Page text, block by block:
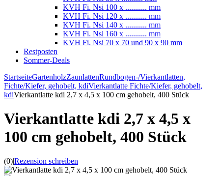
KVH Fi. Nsi 100 x ........... mm
KVH Fi. Nsi 120 x ........... mm
KVH Fi. Nsi 140 x ........... mm
KVH Fi. Nsi 160 x ........... mm
KVH Fi. Nsi 70 x 70 und 90 x 90 mm
Restposten
Sommer-Deals
StartseiteGartenholzZaunlattenRundbogen-/Vierkantlatten,
Fichte/Kiefer, gehobelt, kdiVierkantlatte Fichte/Kiefer, gehobelt,
kdiVierkantlatte kdi 2,7 x 4,5 x 100 cm gehobelt, 400 Stück
Vierkantlatte kdi 2,7 x 4,5 x
100 cm gehobelt, 400 Stück
(0)|Rezension schreiben